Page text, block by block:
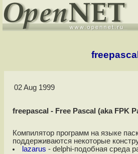
02 Aug 1999
freepascal - Free Pascal (aka FPK
Компилятор программ на языке
поддерживаются некоторые
lazarus - delphi-подобная среда